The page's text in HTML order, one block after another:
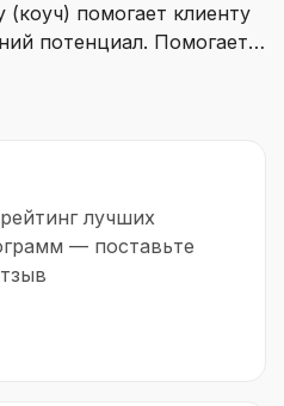
(коуч) помогает клиенту
потенциал. Помогает
помочь ему или его
собственного
лучших
— поставьте